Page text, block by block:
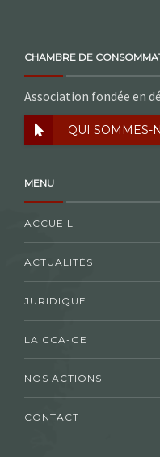
CHAMBRE DE
Association fondée en
QUI SOMMES-
MENU
ACCUEIL
ACTUALITÉS
JURIDIQUE
LA CCA-GE
NOS ACTIONS
CONTACT